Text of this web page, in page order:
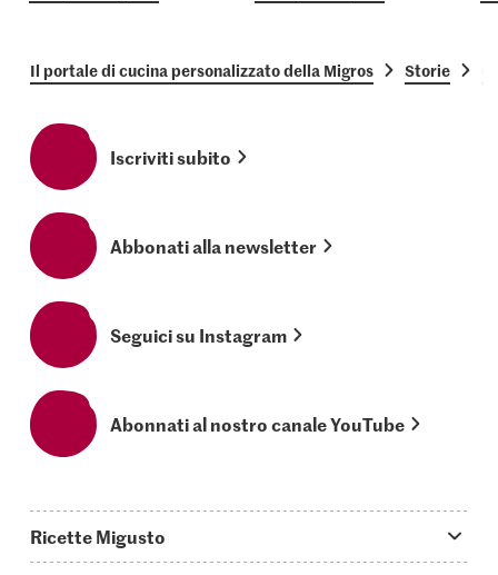
Il portale di cucina personalizzato della Migros Storie
Iscriviti subito
Abbonati alla newsletter
Seguici su Instagram
Abonnati al nostro canale YouTube
Ricette Migusto